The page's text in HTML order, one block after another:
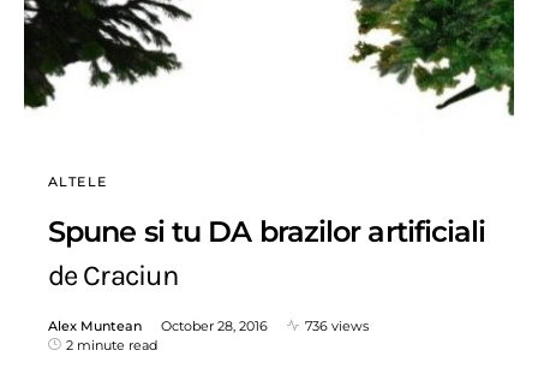
ALTELE
Spune si tu DA brazilor artificiali
de Craciun
Alex Muntean October 28, 2016
736 views
2 minute read